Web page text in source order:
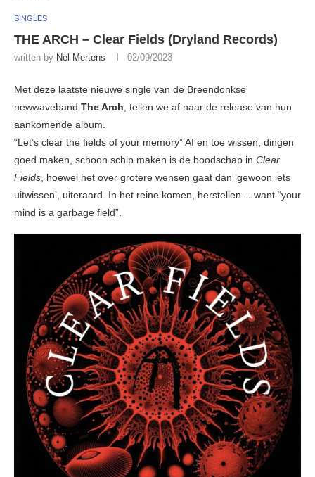
SINGLES
THE ARCH – Clear Fields (Dryland Records)
written by Nel Mertens 02/09/2023
Met deze laatste nieuwe single van de Breendonkse
newwaveband The Arch, tellen we af naar de release van hun
aankomende album.
“Let’s clear the fields of your memory” Af en toe wissen, dingen
goed maken, schoon schip maken is de boodschap in Clear
Fields, hoewel het over grotere wensen gaat dan ‘gewoon iets
uitwissen’, uiteraard. In het reine komen, herstellen… want “your
mind is a garbage field”.